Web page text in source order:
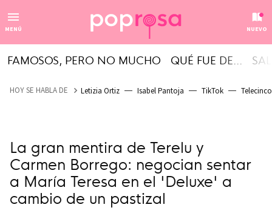
MENÚ NUEVO
FAMOSOS, PERO NO MUCHO QUÉ FUE DE...
HOY SE HABLA DE Letizia Ortiz Isabel Pantoja TikTok Telecinco
La gran mentira de Terelu y
Carmen Borrego: negocian sentar
a María Teresa en el 'Deluxe' a
cambio de un pastizal